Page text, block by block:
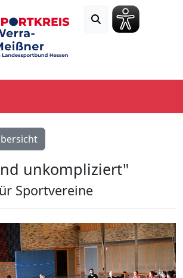
unkompliziert"
Sportvereine